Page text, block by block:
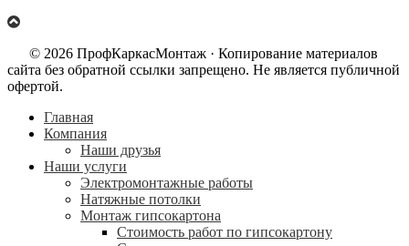
© 2026 ПрофКаркасМонтаж · Копирование материалов
сайта без обратной ссылки запрещено. Не является публичной
офертой.
Главная
Компания
Наши друзья
Наши услуги
Электромонтажные работы
Натяжные потолки
Монтаж гипсокартона
Стоимость работ по гипсокартону